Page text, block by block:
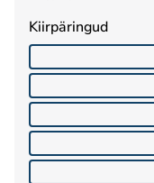
Kiirpäringud